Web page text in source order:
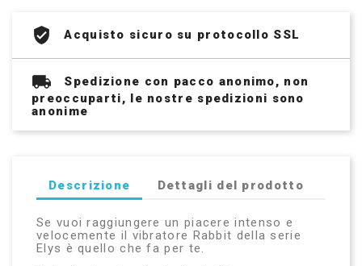
Acquisto sicuro su protocollo SSL
Spedizione con pacco anonimo, non
preoccuparti, le nostre spedizioni sono
anonime
Descrizione Dettagli del prodotto
Se vuoi raggiungere un piacere intenso e
velocemente il vibratore Rabbit della serie
Elys è quello che fa per te.